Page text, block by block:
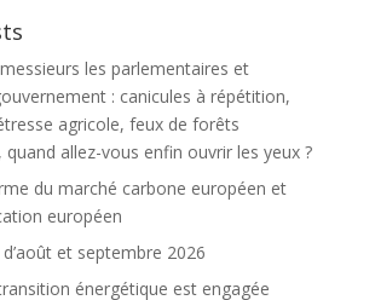
les parlementaires et
: canicules à répétition,
agricole, feux de forêts
allez-vous enfin ouvrir les yeux ?
du marché carbone européen et
européen
et septembre 2026
énergétique est engagée